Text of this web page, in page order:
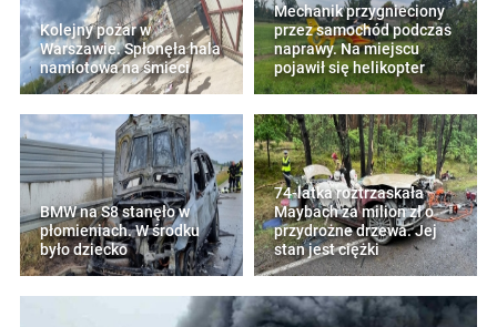
Kolejny pożar w
Warszawie. Spłonęła hala
namiotowa na śmieci
Mechanik przygnieciony
przez samochód podczas
naprawy. Na miejscu
pojawił się helikopter
BMW na S8 stanęło w
płomieniach. W środku
było dziecko
74-latka roztrzaskała
Maybach za milion zł o
przydrożne drzewa. Jej
stan jest ciężki